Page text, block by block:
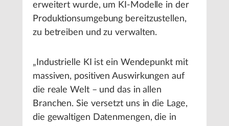
erweitert wurde, um KI-Modelle in der
Produktionsumgebung bereitzustellen,
zu betreiben und zu verwalten.
„Industrielle KI ist ein Wendepunkt mit
massiven, positiven Auswirkungen auf
die reale Welt – und das in allen
Branchen. Sie versetzt uns in die Lage,
die gewaltigen Datenmengen, die in